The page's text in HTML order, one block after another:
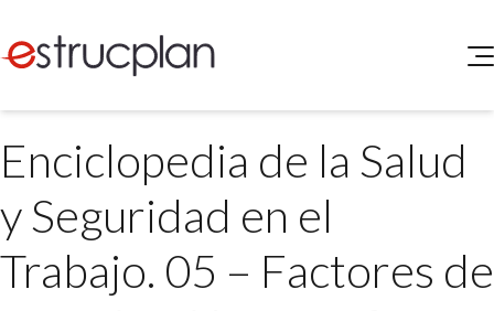
SERVICIOS
Higiene y Seguridad
Medio Ambiente
Legislación
INGRESAR
Portal de Clientes
Buscador de Legislación
Enciclopedia de la Salud
y Seguridad en el
Trabajo. 05 – Factores de